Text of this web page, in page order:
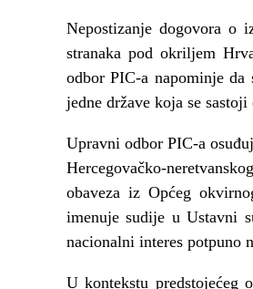
Nepostizanje dogovora o
stranaka pod okriljem
odbor PIC-a napominje
jedne države koja se
Upravni odbor PIC-a
Hercegovačko-
obaveza iz Općeg
imenuje sudije u Ustavni
nacionalni interes potpuno
U kontekstu predstojećeg